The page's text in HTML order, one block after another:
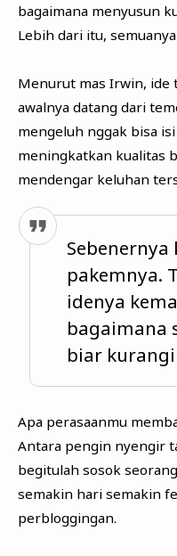
bagaimana menyusun
Lebih dari itu,
Menurut mas Irwin, ide
awalnya datang dari
mengeluh nggak bisa
meningkatkan kualitas
mendengar keluhan
pakemnya.
idenya
bagaimana
biar
Apa perasaanmu
Antara pengin nyengir
begitulah sosok
semakin hari semakin
perbloggingan.